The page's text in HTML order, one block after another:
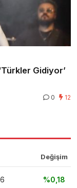
Gidiyor’
0 12
Değişim
%0,18